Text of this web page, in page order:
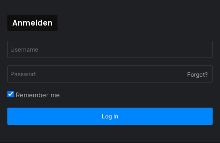
Anmelden
Forget?
Remember me
Log In